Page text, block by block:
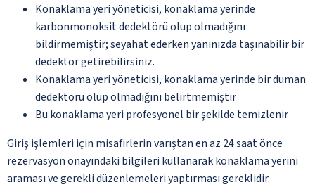
Konaklama yeri yöneticisi, konaklama yerinde
karbonmonoksit dedektörü olup olmadığını
bildirmemiştir; seyahat ederken yanınızda taşınabilir bir
dedektör getirebilirsiniz.
Konaklama yeri yöneticisi, konaklama yerinde bir duman
dedektörü olup olmadığını belirtmemiştir
Bu konaklama yeri profesyonel bir şekilde temizlenir
Giriş işlemleri için misafirlerin varıştan en az 24 saat önce
rezervasyon onayındaki bilgileri kullanarak konaklama yerini
araması ve gerekli düzenlemeleri yaptırması gereklidir.